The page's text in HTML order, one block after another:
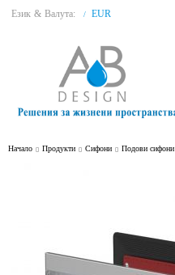
Език & Валута: / EUR
Начало Продукти Сифони Подови сифони